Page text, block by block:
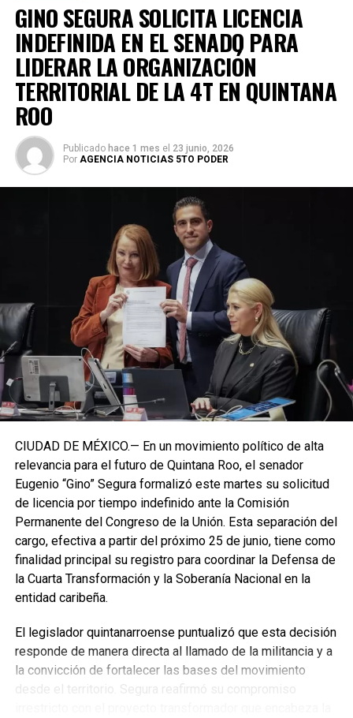
GINO SEGURA SOLICITA LICENCIA
INDEFINIDA EN EL SENADO PARA
LIDERAR LA ORGANIZACIÓN
TERRITORIAL DE LA 4T EN QUINTANA
ROO
Publicado hace 1 mes el 23 junio, 2026
Por AGENCIA NOTICIAS 5TO PODER
CIUDAD DE MÉXICO.— En un movimiento político de alta
relevancia para el futuro de Quintana Roo, el senador
Eugenio “Gino” Segura formalizó este martes su solicitud
de licencia por tiempo indefinido ante la Comisión
Permanente del Congreso de la Unión. Esta separación del
cargo, efectiva a partir del próximo 25 de junio, tiene como
finalidad principal su registro para coordinar la Defensa de
la Cuarta Transformación y la Soberanía Nacional en la
entidad caribeña.
El legislador quintanarroense puntualizó que esta decisión
responde de manera directa al llamado de la militancia y a
la convicción de fortalecer las bases del movimiento
desde el territorio. Segura reafirmó su compromiso